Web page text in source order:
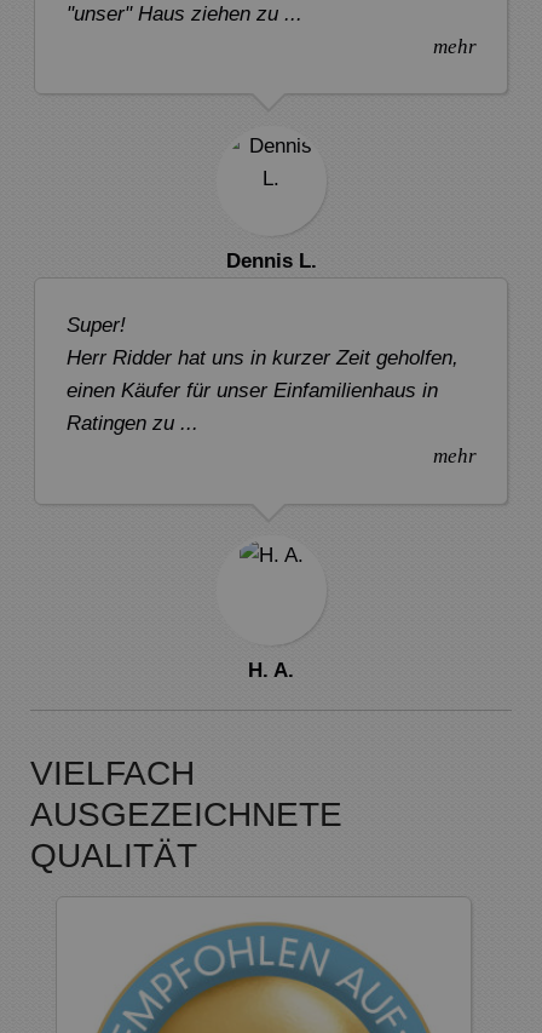
"unser" Haus ziehen zu ...
mehr
Dennis L.
Super!
Herr Ridder hat uns in kurzer Zeit geholfen,
einen Käufer für unser Einfamilienhaus in
Ratingen zu ...
mehr
H. A.
VIELFACH
AUSGEZEICHNETE
QUALITÄT